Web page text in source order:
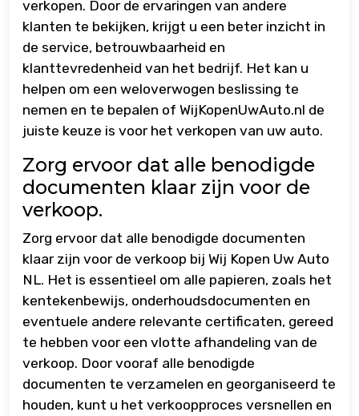
verkopen. Door de ervaringen van andere
klanten te bekijken, krijgt u een beter inzicht in
de service, betrouwbaarheid en
klanttevredenheid van het bedrijf. Het kan u
helpen om een weloverwogen beslissing te
nemen en te bepalen of WijKopenUwAuto.nl de
juiste keuze is voor het verkopen van uw auto.
Zorg ervoor dat alle benodigde
documenten klaar zijn voor de
verkoop.
Zorg ervoor dat alle benodigde documenten
klaar zijn voor de verkoop bij Wij Kopen Uw Auto
NL. Het is essentieel om alle papieren, zoals het
kentekenbewijs, onderhoudsdocumenten en
eventuele andere relevante certificaten, gereed
te hebben voor een vlotte afhandeling van de
verkoop. Door vooraf alle benodigde
documenten te verzamelen en georganiseerd te
houden, kunt u het verkoopproces versnellen en